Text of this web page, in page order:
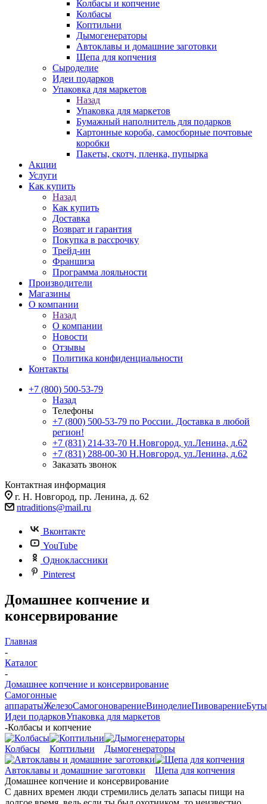
Колбасы и копчение
Колбасы
Коптильни
Дымогенераторы
Автоклавы и домашние заготовки
Щепа для копчения
Сыроделие
Идеи подарков
Упаковка для маркетов
Назад
Упаковка для маркетов
Бумажный наполнитель для подарков
Картонные короба, самосборные почтовые
коробки
Пакеты, скотч, пленка, пупырка
Акции
Услуги
Как купить
Назад
Как купить
Доставка
Возврат и гарантия
Покупка в рассрочку
Трейд-ин
Франшиза
Программа лояльности
Производители
Магазины
О компании
Назад
О компании
Новости
Отзывы
Политика конфиденциальности
Контакты
+7 (800) 500-53-79
Назад
Телефоны
+7 (800) 500-53-79 по России. Доставка в любой
регион!
+7 (831) 214-33-70 Н.Новгород, ул.Ленина, д.62
+7 (831) 288-00-30 Н.Новгород, ул.Ленина, д.62
Заказать звонок
Контактная информация
г. Н. Новгород, пр. Ленина, д. 62
ntraditions@mail.ru
Вконтакте
YouTube
Одноклассники
Pinterest
Домашнее копчение и
консервирование
Главная
-
Каталог
-
Домашнее копчение и консервирование
Самогонные
аппаратыЖелезоСамогоноварениеВиноделиеПивоварение
Идеи подарковУпаковка для маркетов
-Колбасы и копчение
Колбасы Коптильни Дымогенераторы
Автоклавы и домашние заготовки
Щепа для копчения
Домашнее копчение и консервирование
С давних времен люди стремились делать запасы пищи на